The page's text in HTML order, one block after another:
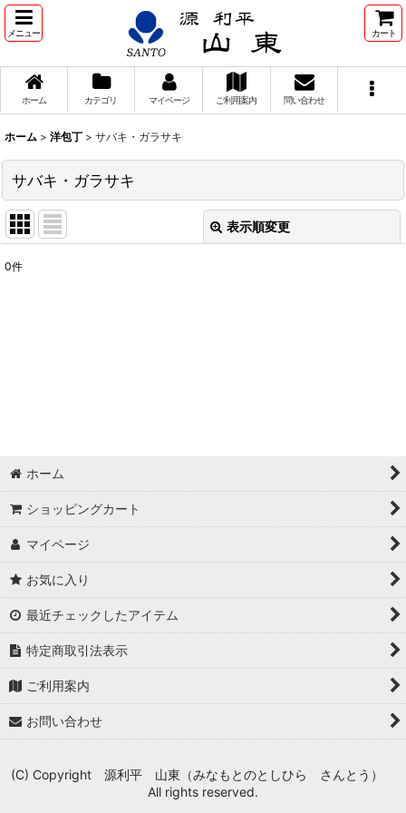
メニュー カート
ホーム カテゴリ マイページ ご利用案内 問い合わせ
ホーム > 洋包丁 > サバキ・ガラサキ
サバキ・ガラサキ
表示順変更
0件
ホーム
ショッピングカート
マイページ
お気に入り
最近チェックしたアイテム
特定商取引法表示
ご利用案内
お問い合わせ
(C) Copyright 源利平 山東（みなもとのとしひら さんとう）
All rights reserved.